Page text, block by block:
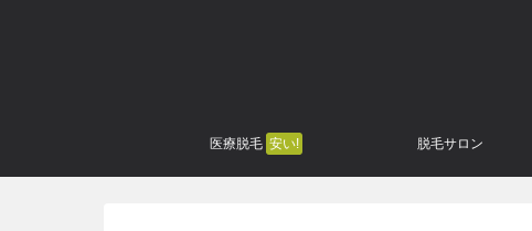
医療脱毛 安い! 脱毛サロン